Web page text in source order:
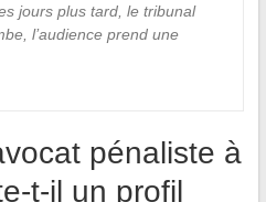
jours plus tard, le tribunal
l’audience prend une
pénaliste à
t-il un profil